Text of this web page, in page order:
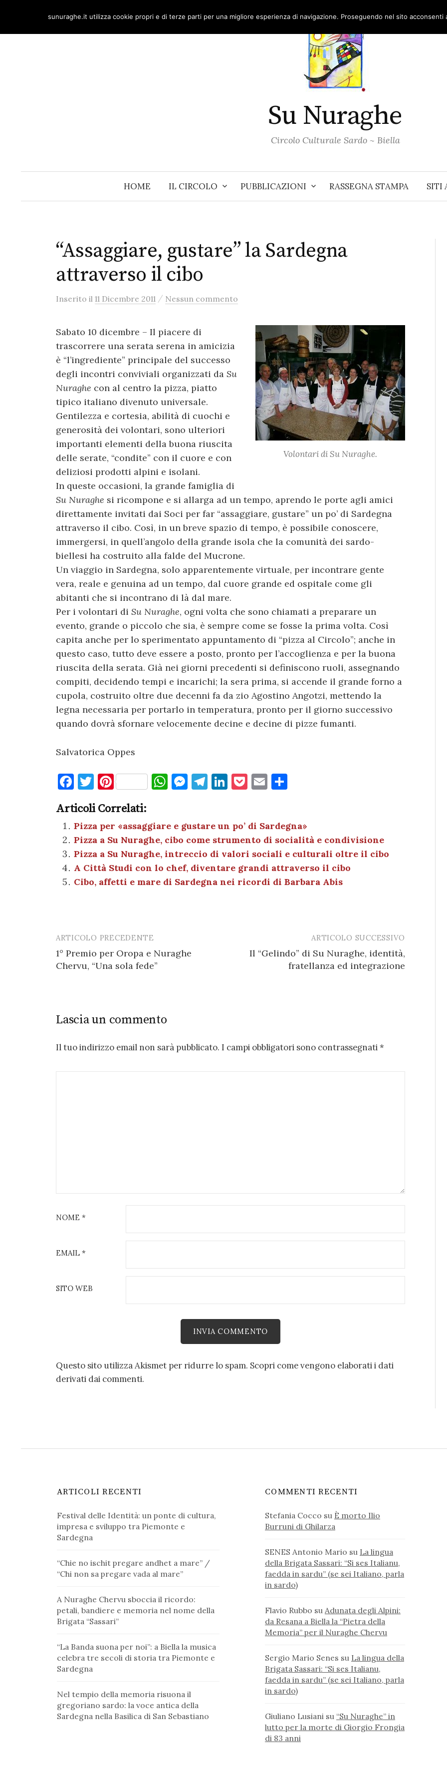
content
Su Nuraghe
Circolo Culturale Sardo ~ Biella
HOME IL CIRCOLO PUBBLICAZIONI RASSEGNA STAMPA SITI
“Assaggiare, gustare” la Sardegna
attraverso il cibo
Inserito il 11 Dicembre 2011 / Nessun commento
Volontari di Su Nuraghe.
Sabato 10 dicembre – Il piacere di
trascorrere una serata serena in amicizia
è “l’ingrediente” principale del successo
degli incontri conviviali organizzati da Su
Nuraghe con al centro la pizza, piatto
tipico italiano divenuto universale.
Gentilezza e cortesia, abilità di cuochi e
generosità dei volontari, sono ulteriori
importanti elementi della buona riuscita
delle serate, “condite” con il cuore e con
deliziosi prodotti alpini e isolani.
In queste occasioni, la grande famiglia di
Su Nuraghe si ricompone e si allarga ad un tempo, aprendo le porte agli amici
direttamente invitati dai Soci per far “assaggiare, gustare” un po’ di Sardegna
attraverso il cibo. Così, in un breve spazio di tempo, è possibile conoscere,
immergersi, in quell’angolo della grande isola che la comunità dei sardo-
biellesi ha costruito alla falde del Mucrone.
Un viaggio in Sardegna, solo apparentemente virtuale, per incontrare gente
vera, reale e genuina ad un tempo, dal cuore grande ed ospitale come gli
abitanti che si incontrano di là dal mare.
Per i volontari di Su Nuraghe, ogni volta che sono chiamati a preparare un
evento, grande o piccolo che sia, è sempre come se fosse la prima volta. Così
capita anche per lo sperimentato appuntamento di “pizza al Circolo”; anche in
questo caso, tutto deve essere a posto, pronto per l’accoglienza e per la buona
riuscita della serata. Già nei giorni precedenti si definiscono ruoli, assegnando
compiti, decidendo tempi e incarichi; la sera prima, si accende il grande forno a
cupola, costruito oltre due decenni fa da zio Agostino Angotzi, mettendo la
legna necessaria per portarlo in temperatura, pronto per il giorno successivo
quando dovrà sfornare velocemente decine e decine di pizze fumanti.
Salvatorica Oppes
F
c
e
b
o
o
T
it
te
r
Pi
er
es
t
W
s
A
p
p
M
n
g
er
T
gr
a
m
Li
e
dI
n
P
k
et
E
l di
vi
di
Articoli Correlati:
Pizza per «assaggiare e gustare un po’ di Sardegna»
Pizza a Su Nuraghe, cibo come strumento di socialità e condivisione
Pizza a Su Nuraghe, intreccio di valori sociali e culturali oltre il cibo
A Città Studi con lo chef, diventare grandi attraverso il cibo
Cibo, affetti e mare di Sardegna nei ricordi di Barbara Abis
Post
navigation
ARTICOLO PRECEDENTE
1° Premio per Oropa e Nuraghe
Chervu, “Una sola fede”
ARTICOLO SUCCESSIVO
Il “Gelindo” di Su Nuraghe, identità,
fratellanza ed integrazione
Lascia un commento
Il tuo indirizzo email non sarà pubblicato. I campi obbligatori sono contrassegnati*
NOME *
EMAIL *
SITO WEB
Questo sito utilizza Akismet per ridurre lo spam. Scopri come vengono elaborati i dati
derivati dai commenti.
ARTICOLI RECENTI
Festival delle Identità: un ponte di cultura,
impresa e sviluppo tra Piemonte e
Sardegna
“Chie no ischit pregare andhet a mare” /
“Chi non sa pregare vada al mare”
A Nuraghe Chervu sboccia il ricordo:
petali, bandiere e memoria nel nome della
Brigata “Sassari”
“La Banda suona per noi”: a Biella la musica
celebra tre secoli di storia tra Piemonte e
Sardegna
Nel tempio della memoria risuona il
gregoriano sardo: la voce antica della
Sardegna nella Basilica di San Sebastiano
COMMENTI RECENTI
Stefania Cocco su È morto Ilio
Burruni di Ghilarza
SENES Antonio Mario su La lingua
della Brigata Sassari: “Si ses Italianu,
faedda in sardu” (se sei Italiano, parla
in sardo)
Flavio Rubbo su Adunata degli Alpini:
da Resana a Biella la “Pietra della
Memoria” per il Nuraghe Chervu
Sergio Mario Senes su La lingua della
Brigata Sassari: “Si ses Italianu,
faedda in sardu” (se sei Italiano, parla
in sardo)
Giuliano Lusiani su “Su Nuraghe” in
lutto per la morte di Giorgio Frongia
di 83 anni
sunuraghe.it utilizza cookie propri e di terze parti per una migliore esperienza di navigazione. Proseguendo nel sito acconsenti